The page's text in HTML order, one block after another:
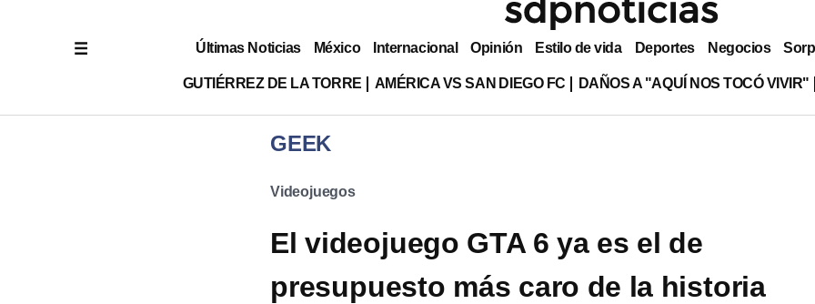
Últimas Noticias México Internacional Opinión Estilo de vida Deportes Negocios
GUTIÉRREZ DE LA TORRE AMÉRICA VS SAN DIEGO FC DAÑOS A "AQUÍ NOS TOCÓ VIVIR"
GEEK
Videojuegos
El videojuego GTA 6 ya es el de
presupuesto más caro de la historia